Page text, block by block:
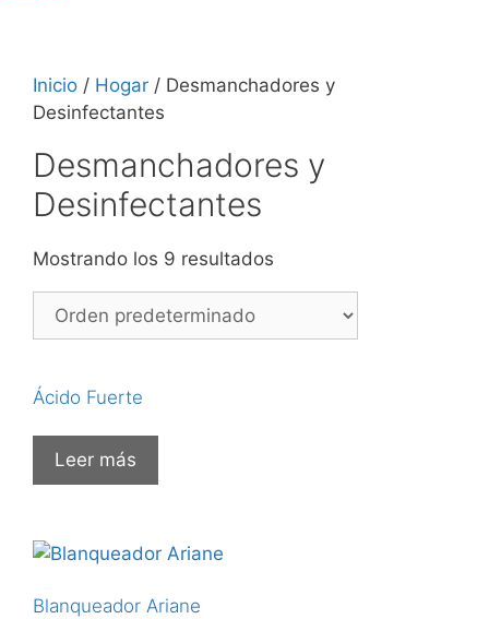
Inicio / Hogar / Desmanchadores y
Desinfectantes
Desmanchadores y
Desinfectantes
Mostrando los 9 resultados
Ácido Fuerte
Leer más
Blanqueador Ariane